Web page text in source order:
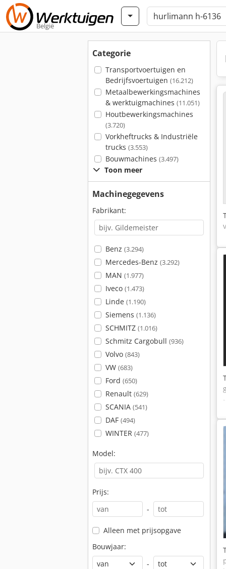
België
Categorie
Transportvoertuigen en
Bedrijfsvoertuigen (16.212)
Metaalbewerkingsmachines
& werktuigmachines (11.051)
Houtbewerkingsmachines
(3.720)
Vorkheftrucks & Industriële
trucks (3.553)
Bouwmachines (3.497)
Toon meer
Machinegegevens
Fabrikant:
Benz (3.294)
Mercedes-Benz (3.292)
MAN (1.977)
Iveco (1.473)
Linde (1.190)
Siemens (1.136)
SCHMITZ (1.016)
Schmitz Cargobull (936)
Volvo (843)
VW (683)
Ford (650)
Renault (629)
SCANIA (541)
DAF (494)
WINTER (477)
Model:
Prijs:
-
Alleen met prijsopgave
Bouwjaar:
-